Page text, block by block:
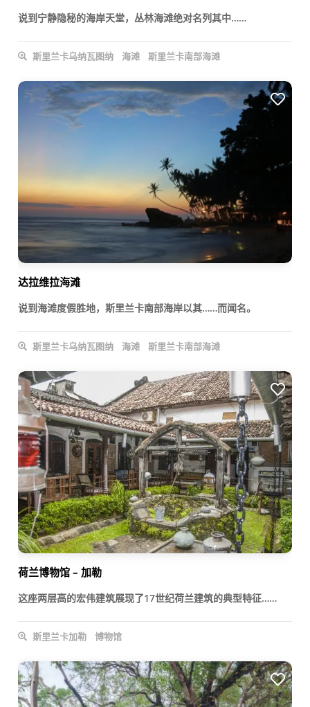
说到宁静隐秘的海岸天堂，丛林海滩绝对名列其中……
斯里兰卡乌纳瓦图纳 海滩 斯里兰卡南部海滩
达拉维拉海滩
说到海滩度假胜地，斯里兰卡南部海岸以其……而闻名。
斯里兰卡乌纳瓦图纳 海滩 斯里兰卡南部海滩
荷兰博物馆 – 加勒
这座两层高的宏伟建筑展现了17世纪荷兰建筑的典型特征……
斯里兰卡加勒 博物馆